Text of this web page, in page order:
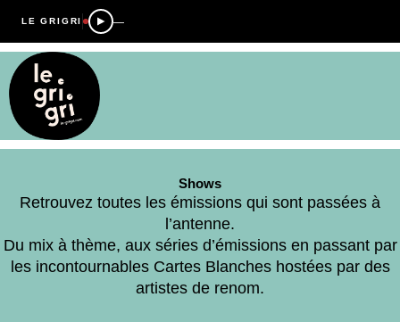
LE GRIGRI —
Shows
Retrouvez toutes les émissions qui sont passées à
l’antenne.
Du mix à thème, aux séries d’émissions en passant par
les incontournables Cartes Blanches hostées par des
artistes de renom.